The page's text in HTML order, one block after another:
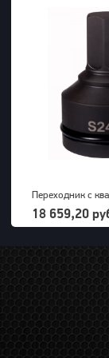
Переходник с
внешний
PNG (S24M32H)
18 659,20